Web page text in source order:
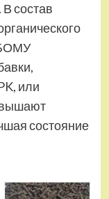
В состав
или
состояние